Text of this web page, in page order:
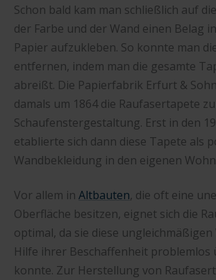
Schon bald kam man schließlich auf
der Farbe und der Wand einen Belag
Papier aufzukleben. So konnte man
entfernen, indem man die gesamte
abreißt. Die Papierfabrik Erfurt &
damals um 1864 die Raufasertapete
Schaufenstergestaltung. Erst in den
etablierte sich dann diese Tapete als
Wandbekleidung in den eigenen
Vor allem in Altbauten, die oft eine
Oberfläche besitzen, eignet sich die
optimal, da sie diese ungleichmäßigen
Hilfe ihrer Beschaffenheit problemlos
konnte. Zur Herstellung von